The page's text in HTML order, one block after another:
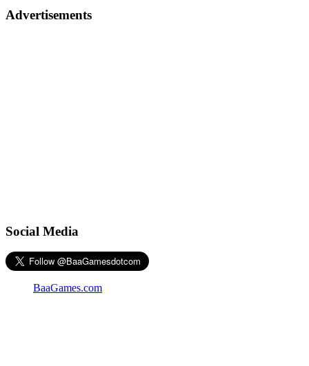
Advertisements
Social Media
BaaGames.com